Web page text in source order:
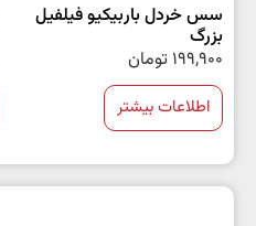
سس خردل باربیکیو فیلفیل
بزرگ
199,900 تومان
اطلاعات بیشتر